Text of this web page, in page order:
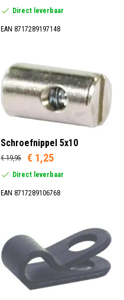
Direct leverbaar
EAN 8717289197148
Schroefnippel 5x10
€ 19,95 € 1,25
Direct leverbaar
EAN 8717289106768